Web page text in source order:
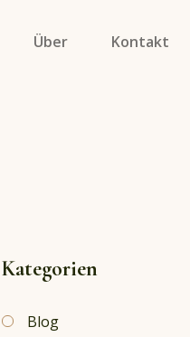
Über Kontakt
Kategorien
Blog